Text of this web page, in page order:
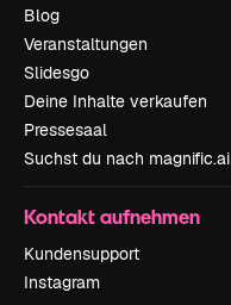
Blog
Veranstaltungen
Slidesgo
Deine Inhalte verkaufen
Pressesaal
Suchst du nach magnific.ai
Kontakt aufnehmen
Kundensupport
Instagram